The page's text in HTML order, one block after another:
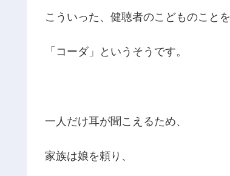
こういった、健聴者のこどものことを
「コーダ」というそうです。
一人だけ耳が聞こえるため、
家族は娘を頼り、